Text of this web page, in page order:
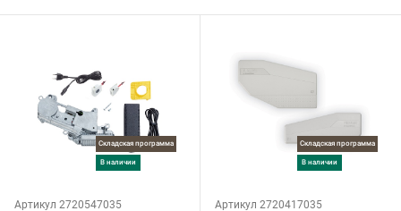
Складская программа
в наличии
Артикул 2720547035
Складская программа
в наличии
Артикул 2720417035